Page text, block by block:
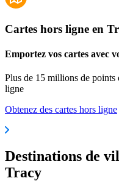
Cartes hors ligne en
Emportez vos cartes avec
Plus de 15 millions de points
ligne
Obtenez des cartes hors ligne
Destinations de
Tracy